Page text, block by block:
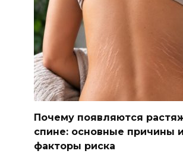
Почему появляются
спине: основные причины и
факторы риска